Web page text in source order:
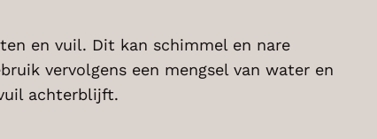
en vuil. Dit kan schimmel en nare
vervolgens een mengsel van water en
achterblijft.